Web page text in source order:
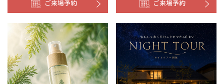
ご来場予約 ご来場予約